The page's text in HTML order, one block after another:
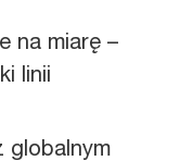
na miarę –
linii
globalnym